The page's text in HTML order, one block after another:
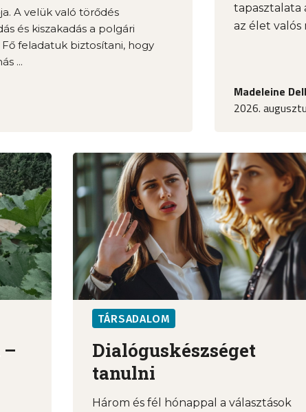
A velük való törődés
és kiszakadás a polgári
feladatuk biztosítani, hogy
...
tapasztalata
az élet valós
Madeleine
2026.
TÁRSADALOM
Dialóguskészséget
tanulni
Három és fél hónappal a választások